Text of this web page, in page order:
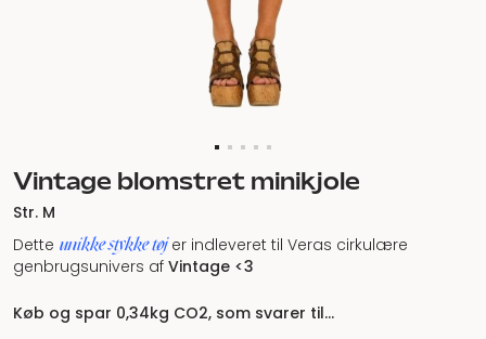
Vintage blomstret minikjole
Str. M
Dette unikke stykke tøjer indleveret til Veras cirkulære
genbrugsunivers af Vintage <3
Køb og spar 0,34kg CO2, som svarer til…